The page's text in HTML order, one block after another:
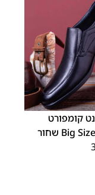
קומפורט